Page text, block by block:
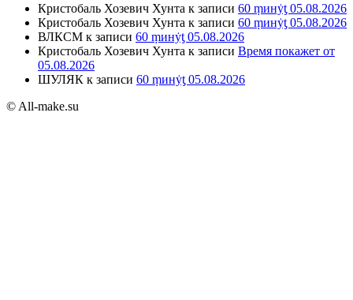
Кристобаль Хозевич Хунта к записи 60 ṃинẏƫ 05.08.2026
Кристобаль Хозевич Хунта к записи 60 ṃинẏƫ 05.08.2026
ВЛКСМ к записи 60 ṃинẏƫ 05.08.2026
Кристобаль Хозевич Хунта к записи Время покажет от
05.08.2026
ШУЛЯК к записи 60 ṃинẏƫ 05.08.2026
© All-make.su